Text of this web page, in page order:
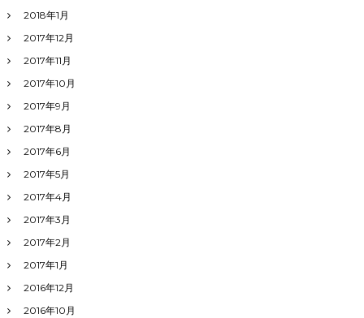
2018年1月
2017年12月
2017年11月
2017年10月
2017年9月
2017年8月
2017年6月
2017年5月
2017年4月
2017年3月
2017年2月
2017年1月
2016年12月
2016年10月